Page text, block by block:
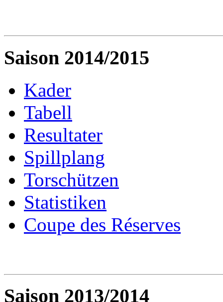
Saison 2014/2015
Kader
Tabell
Resultater
Spillplang
Torschützen
Statistiken
Coupe des Réserves
Saison 2013/2014